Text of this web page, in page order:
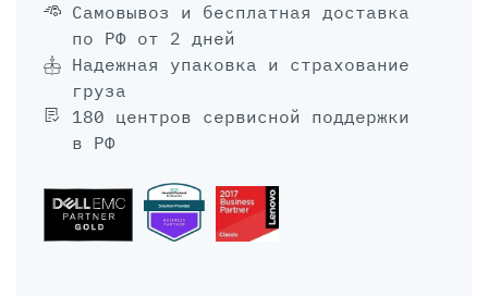
Самовывоз и бесплатная доставка
по РФ от 2 дней
Надежная упаковка и страхование
груза
180 центров сервисной поддержки
в РФ